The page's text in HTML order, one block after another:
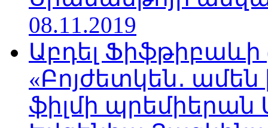
08.11.2019
Աբդել
«Բոյժետկեն․
ֆիլմի պրեմիերան